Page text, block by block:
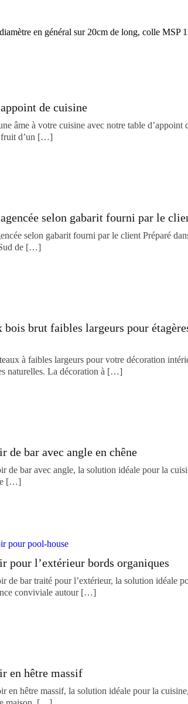
en général sur 20cm de long, colle MSP
de cuisine
âme à votre cuisine avec notre table d’appoint
fruit d’un […]
selon gabarit fourni par le
selon gabarit fourni par le client Préparé
de […]
bois brut faibles largeurs pour
à faibles largeurs pour votre décoration
naturelles. La décoration à […]
de bar avec angle en chêne
de bar avec angle, la solution idéale pour la
[…]
pour l’extérieur bords organiques
de bar traité pour l’extérieur, la solution idéale
conviviale autour […]
en hêtre massif
en hêtre massif, la solution idéale pour la